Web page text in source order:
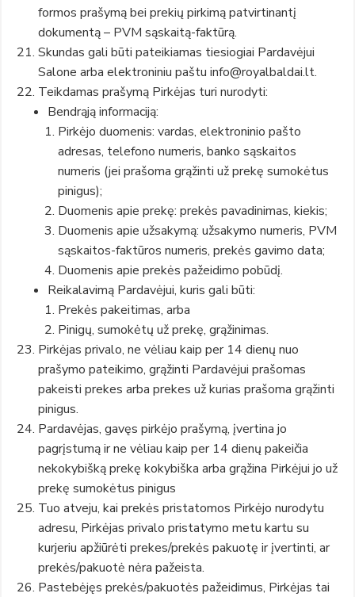
formos prašymą bei prekių pirkimą patvirtinantį
dokumentą – PVM sąskaitą-faktūrą.
Skundas gali būti pateikiamas tiesiogiai Pardavėjui
Salone arba elektroniniu paštu info@royalbaldai.lt.
Teikdamas prašymą Pirkėjas turi nurodyti:
Bendrąją informaciją:
Pirkėjo duomenis: vardas, elektroninio pašto
adresas, telefono numeris, banko sąskaitos
numeris (jei prašoma grąžinti už prekę sumokėtus
pinigus);
Duomenis apie prekę: prekės pavadinimas, kiekis;
Duomenis apie užsakymą: užsakymo numeris, PVM
sąskaitos-faktūros numeris, prekės gavimo data;
Duomenis apie prekės pažeidimo pobūdį.
Reikalavimą Pardavėjui, kuris gali būti:
Prekės pakeitimas, arba
Pinigų, sumokėtų už prekę, grąžinimas.
Pirkėjas privalo, ne vėliau kaip per 14 dienų nuo
prašymo pateikimo, grąžinti Pardavėjui prašomas
pakeisti prekes arba prekes už kurias prašoma grąžinti
pinigus.
Pardavėjas, gavęs pirkėjo prašymą, įvertina jo
pagrįstumą ir ne vėliau kaip per 14 dienų pakeičia
nekokybišką prekę kokybiška arba grąžina Pirkėjui jo už
prekę sumokėtus pinigus
Tuo atveju, kai prekės pristatomos Pirkėjo nurodytu
adresu, Pirkėjas privalo pristatymo metu kartu su
kurjeriu apžiūrėti prekes/prekės pakuotę ir įvertinti, ar
prekės/pakuotė nėra pažeista.
Pastebėjęs prekės/pakuotės pažeidimus, Pirkėjas tai